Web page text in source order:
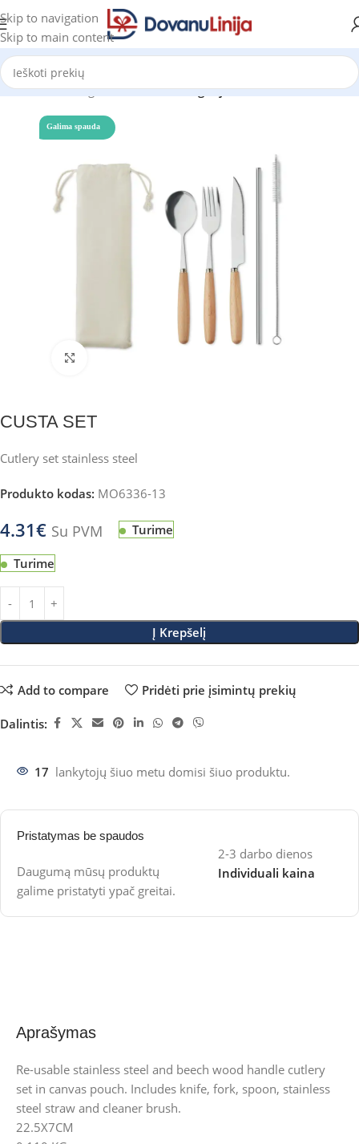
Skip to navigation
Skip to main content
Pradžia Katalogas Prekes be kategorijos
Galima spauda
CUSTA SET
Cutlery set stainless steel
Produkto kodas: MO6336-13
4.31€ Su PVM Turime
Turime
Į Krepšelį
Add to compare Pridėti prie įsimintų prekių
Dalintis:
17 lankytojų šiuo metu domisi šiuo produktu.
Pristatymas be spaudos
Daugumą mūsų produktų
galime pristatyti ypač greitai.
2-3 darbo dienos
Individuali kaina
Aprašymas
Re-usable stainless steel and beech wood handle cutlery
set in canvas pouch. Includes knife, fork, spoon, stainless
steel straw and cleaner brush.
22.5X7CM